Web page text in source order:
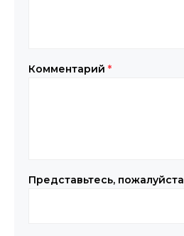
Комментарий *
Представьтесь, пожалуйста